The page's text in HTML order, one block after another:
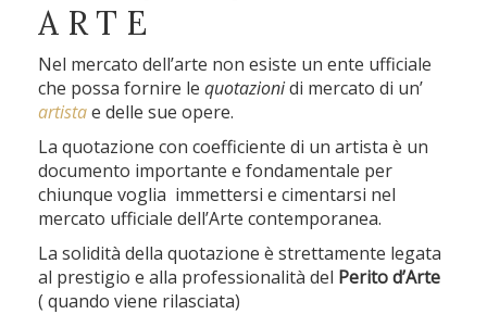
ARTE
Nel mercato dell’arte non esiste un ente ufficiale
che possa fornire le quotazionidi mercato di un’
artistae delle sue opere.
La quotazione con coefficiente di un artista è un
documento importante e fondamentale per
chiunque voglia immettersi e cimentarsi nel
mercato ufficiale dell’Arte contemporanea.
La solidità della quotazione è strettamente legata
al prestigio e alla professionalità del Perito d’Arte
( quando viene rilasciata)